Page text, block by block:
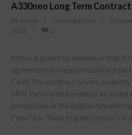
A330neo Long Term Contract
By admin Uncategorized
2021
0
Micra is proud to announce that it
agreement to supply machined
Cowl The contract covers a
5PH Parts with assembly included
production in the Engine Nacelle
(“neo” for “New Engine Option”)